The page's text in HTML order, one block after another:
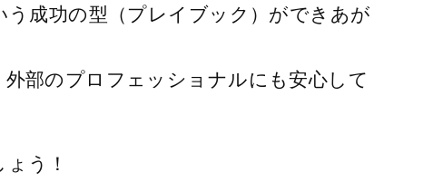
成功の型（プレイブック）ができあが
部のプロフェッショナルにも安心して
う！